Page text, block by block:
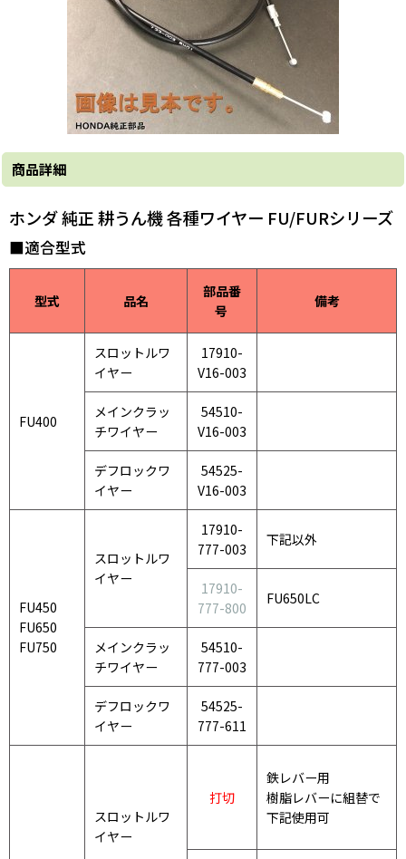
商品詳細
ホンダ 純正 耕うん機 各種ワイヤー FU/FURシリーズ
■適合型式
型式 品名
部品番
号
備考
FU400
スロットルワ
イヤー
17910-
V16-003
メインクラッ
チワイヤー
54510-
V16-003
デフロックワ
イヤー
54525-
V16-003
FU450
FU650
FU750
スロットルワ
イヤー
17910-
777-003
下記以外
17910-
777-800
FU650LC
メインクラッ
チワイヤー
54510-
777-003
デフロックワ
イヤー
54525-
777-611
スロットルワ
イヤー
打切
鉄レバー用
樹脂レバーに組替で
下記使用可